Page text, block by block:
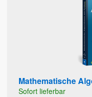
Mathematische
Sofort lieferbar